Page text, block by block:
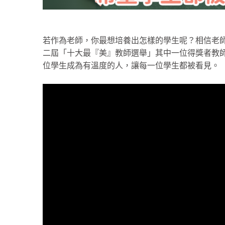
若作為老師，你最想培養出怎樣的學生呢？相信
二屆「十大最『美』教師選舉」其中一位得獎者
位學生成為有溫度的人，讓每一位學生都被看見。